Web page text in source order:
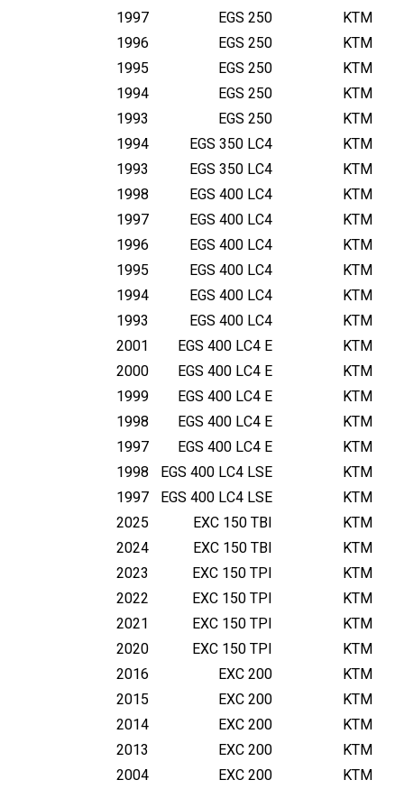
KTM
EGS 250
1997
KTM
EGS 250
1996
KTM
EGS 250
1995
KTM
EGS 250
1994
KTM
EGS 250
1993
KTM
EGS 350 LC4
1994
KTM
EGS 350 LC4
1993
KTM
EGS 400 LC4
1998
KTM
EGS 400 LC4
1997
KTM
EGS 400 LC4
1996
KTM
EGS 400 LC4
1995
KTM
EGS 400 LC4
1994
KTM
EGS 400 LC4
1993
KTM
EGS 400 LC4 E
2001
KTM
EGS 400 LC4 E
2000
KTM
EGS 400 LC4 E
1999
KTM
EGS 400 LC4 E
1998
KTM
EGS 400 LC4 E
1997
KTM
EGS 400 LC4 LSE
1998
KTM
EGS 400 LC4 LSE
1997
KTM
EXC 150 TBI
2025
KTM
EXC 150 TBI
2024
KTM
EXC 150 TPI
2023
KTM
EXC 150 TPI
2022
KTM
EXC 150 TPI
2021
KTM
EXC 150 TPI
2020
KTM
EXC 200
2016
KTM
EXC 200
2015
KTM
EXC 200
2014
KTM
EXC 200
2013
KTM
EXC 200
2004